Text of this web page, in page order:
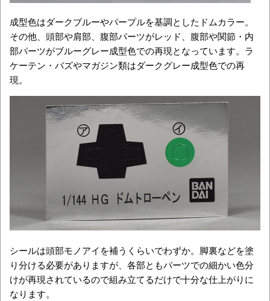
成型色はダークブルーやパープルを基調としたドムカラー。
その他、頭部や肩部、腹部パーツがレッド、腹部や関節・内
部パーツがブルーグレー成型色での再現となっています。ラ
ケーテン・バズやマガジン類はダークグレー成型色での再
現。
シールは頭部モノアイを補うくらいでわずか。脚裏などを塗
り分ける必要がありますが、各部ともパーツでの細かい色分
けが再現されているので組み立てるだけで十分な仕上がりに
なります。